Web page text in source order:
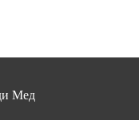
Мед